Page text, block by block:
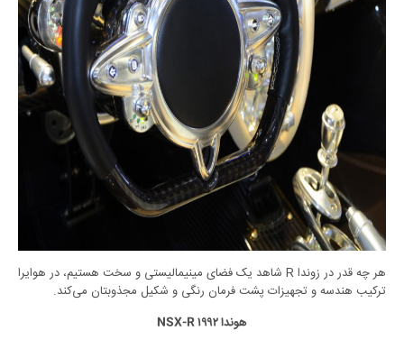
هر چه قدر در زوندا R شاهد یک فضای مینیمالیستی و سخت هستیم، در هوایرا
ترکیب هندسه و تجهیزات پشت فرمان رنگی و شکیل مجذوبتان می‌کند.
هوندا NSX-R ۱۹۹۲